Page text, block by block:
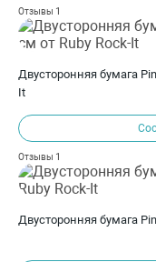
Отзывы 1
Двусторонняя бумага
It
Отзывы 1
Двусторонняя бумага